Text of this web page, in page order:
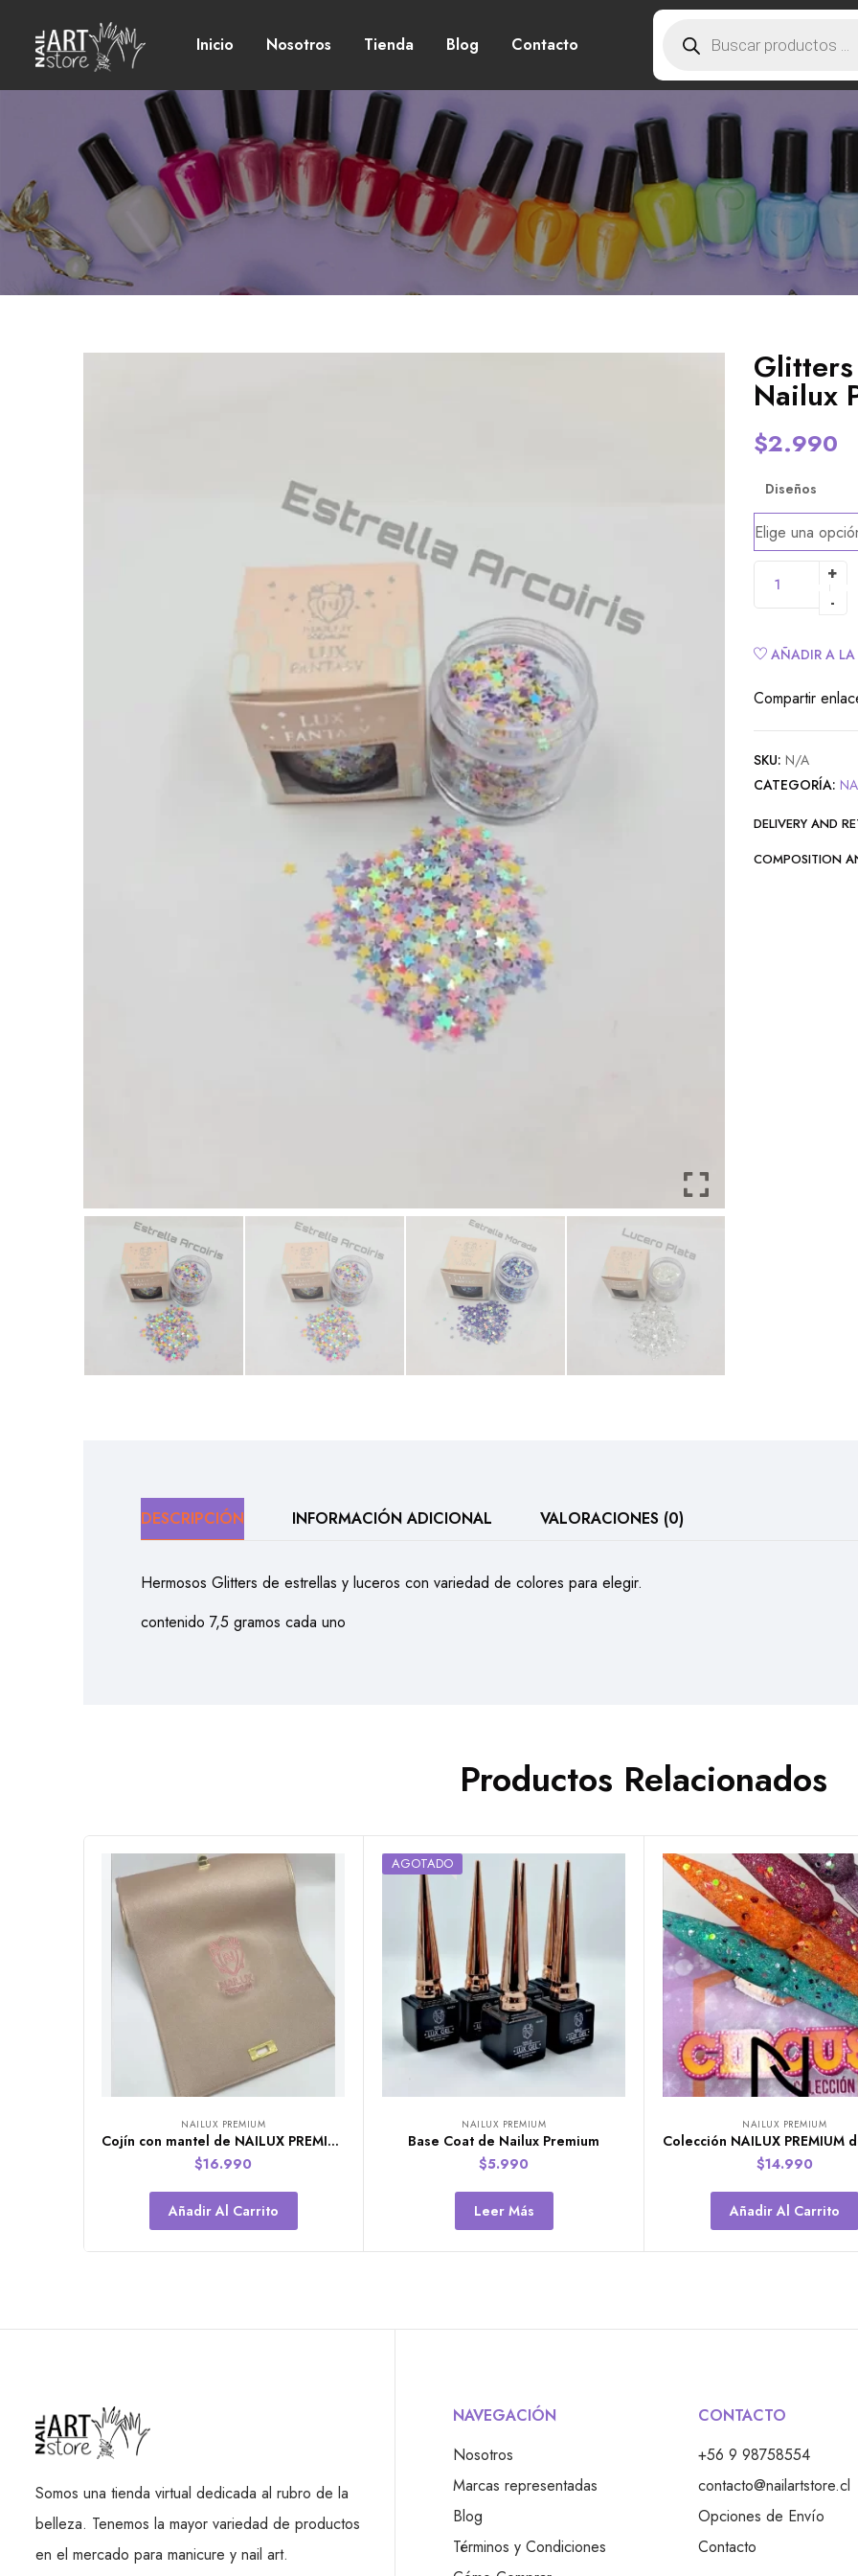
Inicio Nosotros Tienda Blog Contacto
Nailux
$2.990
Diseños
AÑADIR A LA
Compartir
SKU: N/A
CATEGORÍA:
DELIVERY AND
COMPOSITION
DESCRIPCIÓN INFORMACIÓN ADICIONAL VALORACIONES (0)
Hermosos Glitters de estrellas y luceros con variedad de colores para elegir.
contenido 7,5 gramos cada uno
Productos Relacionados
NAILUX PREMIUM
Cojín con mantel de NAILUX PREMIUM
$16.990
Añadir Al Carrito
AGOTADO
NAILUX PREMIUM
Base Coat de Nailux Premium
$5.990
Leer Más
NAILUX PREMIUM
$14.990
Añadir Al Carrito
Somos una tienda virtual dedicada al rubro de la
belleza. Tenemos la mayor variedad de productos
en el mercado para manicure y nail art.
NAVEGACIÓN
Nosotros
Marcas representadas
Blog
Términos y Condiciones
CONTACTO
+56 9 98758554
contacto@nailartstore.cl
Opciones de Envío
Contacto